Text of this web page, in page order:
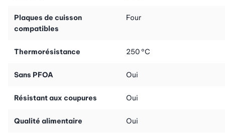
Plaques de cuisson
compatibles
Four
Thermorésistance 250 °C
Sans PFOA Oui
Résistant aux coupures Oui
Qualité alimentaire Oui